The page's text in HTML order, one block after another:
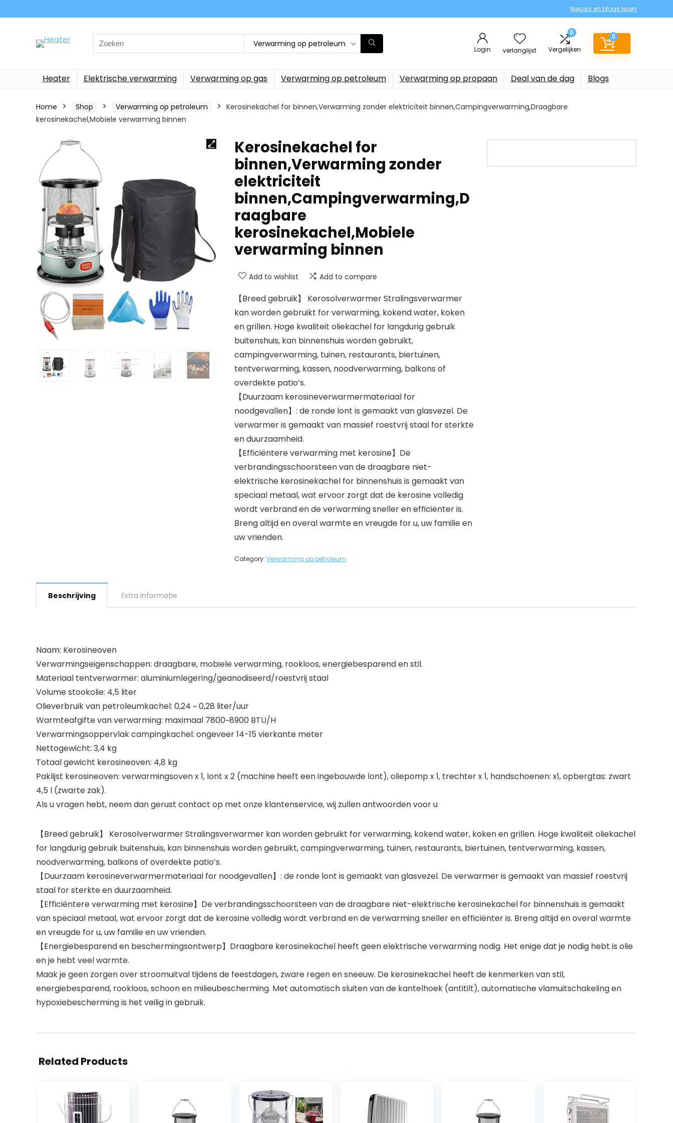
Nieuws en blogs lezen
Search
for:
Verwarming op petroleum
Login verlanglijst
0
Vergelijken
0
Heater Elektrische verwarming Verwarming op gas Verwarming op petroleum Verwarming op propaan Deal van de dag Blogs
Home Shop Verwarming op petroleum
Kerosinekachel for binnen,Verwarming zonder elektriciteit binnen,Campingverwarming,Draagbare
kerosinekachel,Mobiele verwarming binnen
Kerosinekachel for
binnen,Verwarming zonder
elektriciteit
binnen,Campingverwarming,D
raagbare
kerosinekachel,Mobiele
verwarming binnen
Add to wishlist Add to compare
【Breed gebruik】 Kerosolverwarmer Stralingsverwarmer
kan worden gebruikt for verwarming, kokend water, koken
en grillen. Hoge kwaliteit oliekachel for langdurig gebruik
buitenshuis, kan binnenshuis worden gebruikt,
campingverwarming, tuinen, restaurants, biertuinen,
tentverwarming, kassen, noodverwarming, balkons of
overdekte patio’s.
【Duurzaam kerosineverwarmermateriaal for
noodgevallen】: de ronde lont is gemaakt van glasvezel. De
verwarmer is gemaakt van massief roestvrij staal for sterkte
en duurzaamheid.
【Efficiëntere verwarming met kerosine】De
verbrandingsschoorsteen van de draagbare niet-
elektrische kerosinekachel for binnenshuis is gemaakt van
speciaal metaal, wat ervoor zorgt dat de kerosine volledig
wordt verbrand en de verwarming sneller en efficiënter is.
Breng altijd en overal warmte en vreugde for u, uw familie en
uw vrienden.
Category: Verwarming op petroleum
Beschrijving Extra informatie
Naam: Kerosineoven
Verwarmingseigenschappen: draagbare, mobiele verwarming, rookloos, energiebesparend en stil.
Materiaal tentverwarmer: aluminiumlegering/geanodiseerd/roestvrij staal
Volume stookolie: 4,5 liter
Olieverbruik van petroleumkachel: 0,24 ~ 0,28 liter/uur
Warmteafgifte van verwarming: maximaal 7800~8900 BTU/H
Verwarmingsoppervlak campingkachel: ongeveer 14-15 vierkante meter
Nettogewicht: 3,4 kg
Totaal gewicht kerosineoven: 4,8 kg
Paklijst kerosineoven: verwarmingsoven x 1, lont x 2 (machine heeft een ingebouwde lont), oliepomp x 1, trechter x 1, handschoenen: x1, opbergtas: zwart
4,5 l (zwarte zak).
Als u vragen hebt, neem dan gerust contact op met onze klantenservice, wij zullen antwoorden voor u
【Breed gebruik】 Kerosolverwarmer Stralingsverwarmer kan worden gebruikt for verwarming, kokend water, koken en grillen. Hoge kwaliteit oliekachel
for langdurig gebruik buitenshuis, kan binnenshuis worden gebruikt, campingverwarming, tuinen, restaurants, biertuinen, tentverwarming, kassen,
noodverwarming, balkons of overdekte patio’s.
【Duurzaam kerosineverwarmermateriaal for noodgevallen】: de ronde lont is gemaakt van glasvezel. De verwarmer is gemaakt van massief roestvrij
staal for sterkte en duurzaamheid.
【Efficiëntere verwarming met kerosine】De verbrandingsschoorsteen van de draagbare niet-elektrische kerosinekachel for binnenshuis is gemaakt
van speciaal metaal, wat ervoor zorgt dat de kerosine volledig wordt verbrand en de verwarming sneller en efficiënter is. Breng altijd en overal warmte
en vreugde for u, uw familie en uw vrienden.
【Energiebesparend en beschermingsontwerp】Draagbare kerosinekachel heeft geen elektrische verwarming nodig. Het enige dat je nodig hebt is olie
en je hebt veel warmte.
Maak je geen zorgen over stroomuitval tijdens de feestdagen, zware regen en sneeuw. De kerosinekachel heeft de kenmerken van stil,
energiebesparend, rookloos, schoon en milieubescherming. Met automatisch sluiten van de kantelhoek (antitilt), automatische vlamuitschakeling en
hypoxiebescherming is het veilig in gebruik.
Related Products